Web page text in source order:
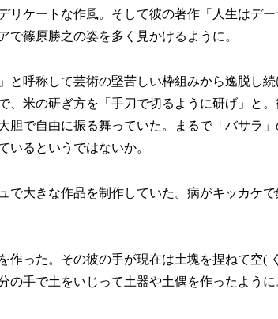
リケートな作風。そして彼の著作「人生はデ
で篠原勝之の姿を多く見かけるように。
と呼称して芸術の堅苦しい枠組みから逸脱し
、米の研ぎ方を「手刀で切るように研げ」と。
胆で自由に振る舞っていた。まるで「バサラ
いるというではないか。
で大きな作品を制作していた。病がキッカケ
作った。その彼の手が現在は土塊を捏ねて空(
の手で土をいじって土器や土偶を作ったように